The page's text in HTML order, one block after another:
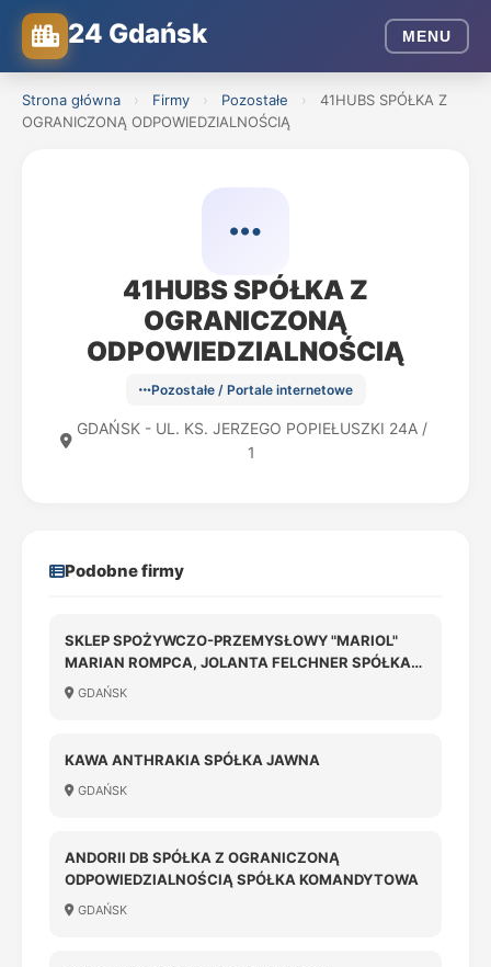
24 Gdańsk MENU
Strona główna › Firmy › Pozostałe ›
41HUBS SPÓŁKA Z
OGRANICZONĄ ODPOWIEDZIALNOŚCIĄ
41HUBS SPÓŁKA Z
OGRANICZONĄ
ODPOWIEDZIALNOŚCIĄ
Pozostałe / Portale internetowe
GDAŃSK - UL. KS. JERZEGO POPIEŁUSZKI 24A /
1
Podobne firmy
SKLEP SPOŻYWCZO-PRZEMYSŁOWY "MARIOL"
MARIAN ROMPCA, JOLANTA FELCHNER SPÓŁKA
JAWNA
GDAŃSK
KAWA ANTHRAKIA SPÓŁKA JAWNA
GDAŃSK
ANDORII DB SPÓŁKA Z OGRANICZONĄ
ODPOWIEDZIALNOŚCIĄ SPÓŁKA KOMANDYTOWA
GDAŃSK